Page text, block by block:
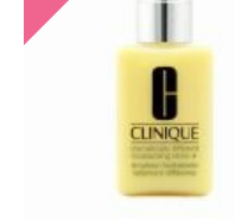
このコ